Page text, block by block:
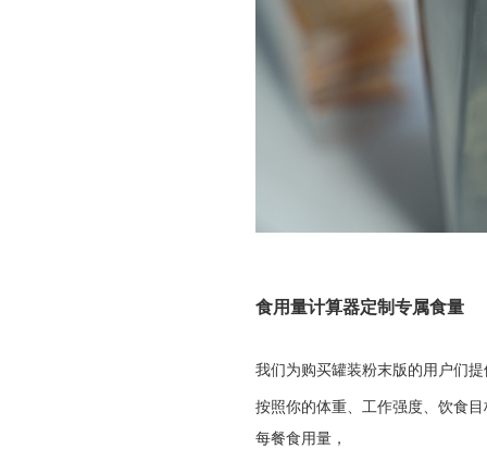
食用量计算器定制专属食量
我们为购买罐装粉末版的用户们
按照你的体重、工作强度、饮食
每餐食用量，